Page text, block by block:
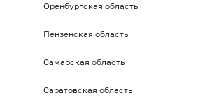
Оренбургская область
Пензенская область
Самарская область
Саратовская область